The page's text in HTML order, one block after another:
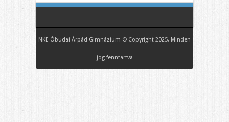
NKE Óbudai Árpád Gimnázium © Copyright 2025, Minden
jog fenntartva